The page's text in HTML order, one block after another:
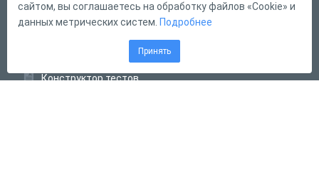
Форма обратной связи
Конструктор тестов
сайтом, вы соглашаетесь на обработку файлов «Cookie» и
данных метрических систем. Подробнее
Принять